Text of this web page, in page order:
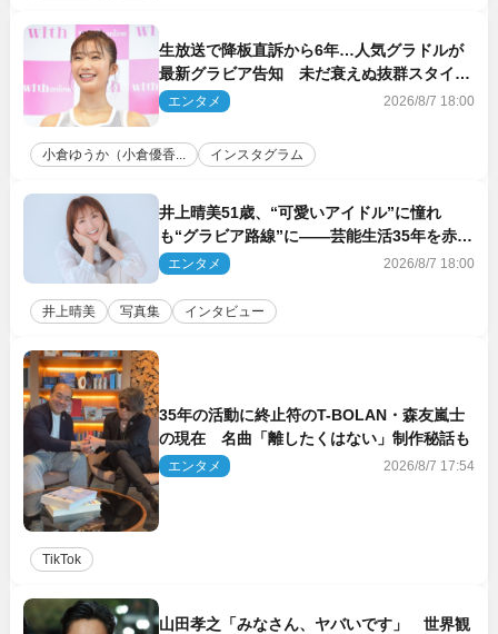
生放送で降板直訴から6年…人気グラドルが
最新グラビア告知 未だ衰えぬ抜群スタイル
に反響
エンタメ 2026/8/7 18:00
小倉ゆうか（小倉優香... インスタグラム
井上晴美51歳、“可愛いアイドル”に憧れ
も“グラビア路線”に――芸能生活35年を赤
裸々に語る 27年ぶりに写真集発売
エンタメ 2026/8/7 18:00
井上晴美 写真集 インタビュー
35年の活動に終止符のT-BOLAN・森友嵐士
の現在 名曲「離したくはない」制作秘話も
エンタメ 2026/8/7 17:54
TikTok
山田孝之「みなさん、ヤバいです」 世界観